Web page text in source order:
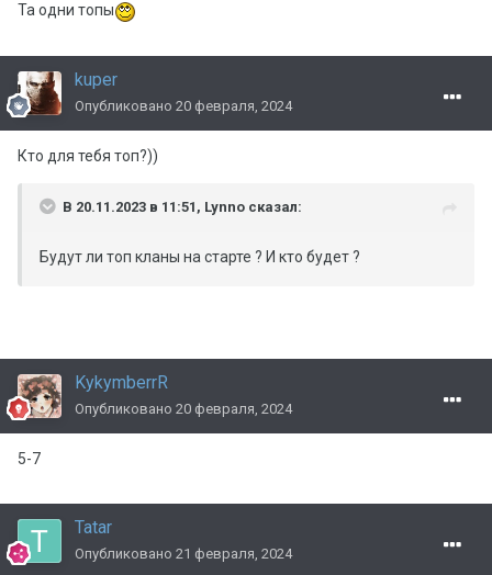
Та одни топы
kuper
Опубликовано 20 февраля, 2024
Кто для тебя топ?))
В 20.11.2023 в 11:51, Lynno сказал:
Будут ли топ кланы на старте ? И кто будет ?
KykymberrR
Опубликовано 20 февраля, 2024
5-7
Tatar
Опубликовано 21 февраля, 2024